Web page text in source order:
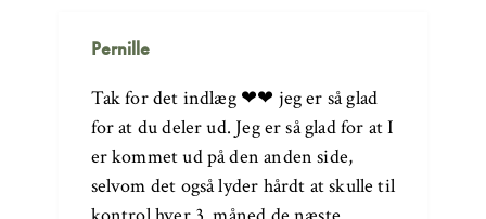
Pernille
Tak for det indlæg ❤❤ jeg er så glad
for at du deler ud. Jeg er så glad for at I
er kommet ud på den anden side,
selvom det også lyder hårdt at skulle til